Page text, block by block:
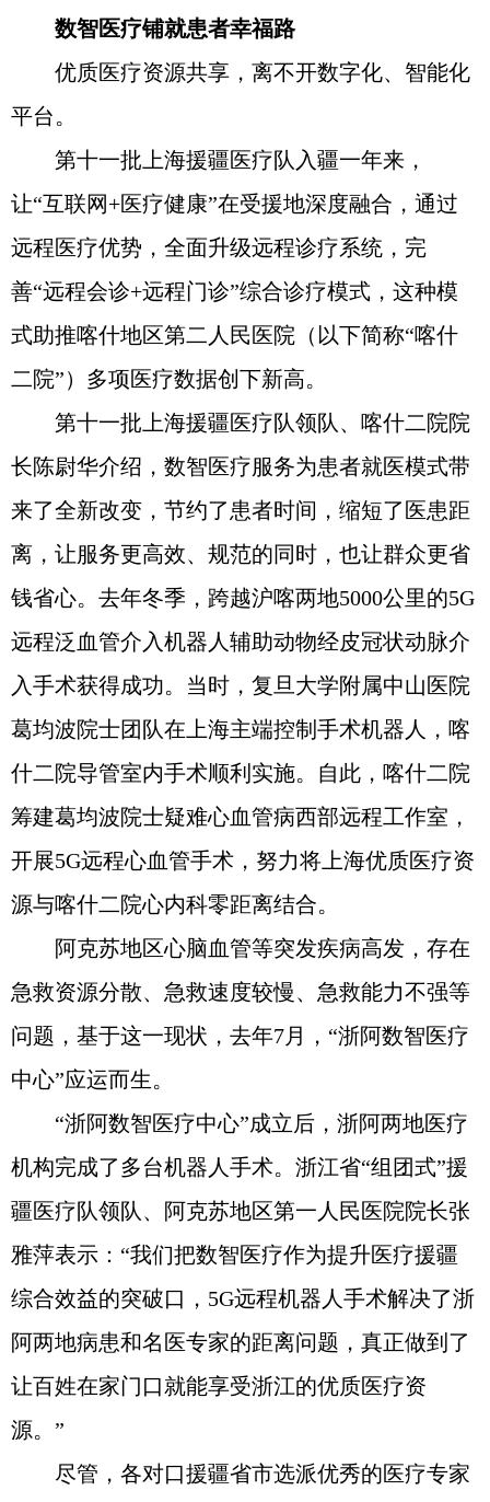
数智医疗铺就患者幸福路
优质医疗资源共享，离不开数字化、智能化
平台。
第十一批上海援疆医疗队入疆一年来，
让“互联网+医疗健康”在受援地深度融合，通过
远程医疗优势，全面升级远程诊疗系统，完
善“远程会诊+远程门诊”综合诊疗模式，这种模
式助推喀什地区第二人民医院（以下简称“喀什
二院”）多项医疗数据创下新高。
第十一批上海援疆医疗队领队、喀什二院院
长陈尉华介绍，数智医疗服务为患者就医模式带
来了全新改变，节约了患者时间，缩短了医患距
离，让服务更高效、规范的同时，也让群众更省
钱省心。去年冬季，跨越沪喀两地5000公里的5G
远程泛血管介入机器人辅助动物经皮冠状动脉介
入手术获得成功。当时，复旦大学附属中山医院
葛均波院士团队在上海主端控制手术机器人，喀
什二院导管室内手术顺利实施。自此，喀什二院
筹建葛均波院士疑难心血管病西部远程工作室，
开展5G远程心血管手术，努力将上海优质医疗资
源与喀什二院心内科零距离结合。
阿克苏地区心脑血管等突发疾病高发，存在
急救资源分散、急救速度较慢、急救能力不强等
问题，基于这一现状，去年7月，“浙阿数智医疗
中心”应运而生。
“浙阿数智医疗中心”成立后，浙阿两地医疗
机构完成了多台机器人手术。浙江省“组团式”援
疆医疗队领队、阿克苏地区第一人民医院院长张
雅萍表示：“我们把数智医疗作为提升医疗援疆
综合效益的突破口，5G远程机器人手术解决了浙
阿两地病患和名医专家的距离问题，真正做到了
让百姓在家门口就能享受浙江的优质医疗资
源。”
尽管，各对口援疆省市选派优秀的医疗专家